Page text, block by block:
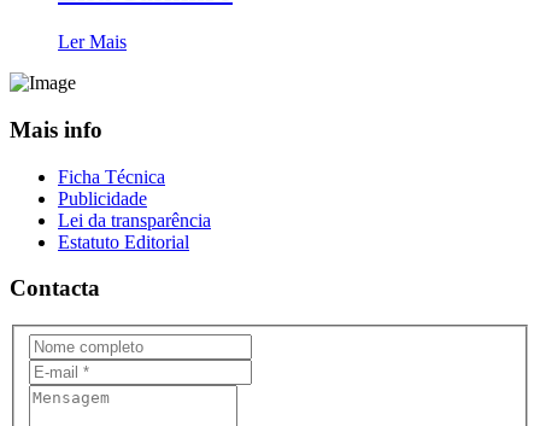
Ler Mais
Mais info
Ficha Técnica
Publicidade
Lei da transparência
Estatuto Editorial
Contacta